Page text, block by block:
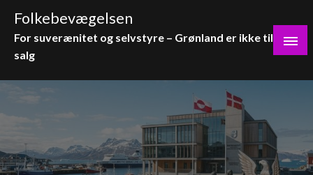
content
Folkebevægelsen
For suverænitet og selvstyre – Grønland er ikke til
salg